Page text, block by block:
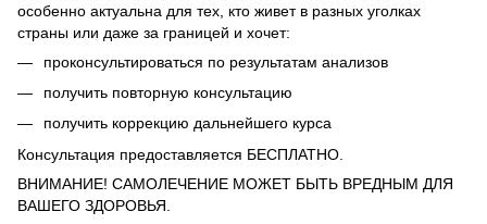
особенно актуальна для тех, кто живет в разных уголках
страны или даже за границей и хочет:
проконсультироваться по результатам анализов
получить повторную консультацию
получить коррекцию дальнейшего курса
Консультация предоставляется БЕСПЛАТНО.
ВНИМАНИЕ! САМОЛЕЧЕНИЕ МОЖЕТ БЫТЬ ВРЕДНЫМ ДЛЯ
ВАШЕГО ЗДОРОВЬЯ.